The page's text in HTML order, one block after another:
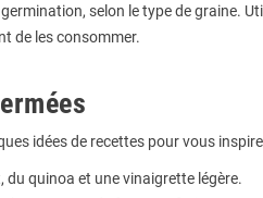
selon le type de graine.
de les consommer.
idées de recettes pour vous
du quinoa et une vinaigrette légère.